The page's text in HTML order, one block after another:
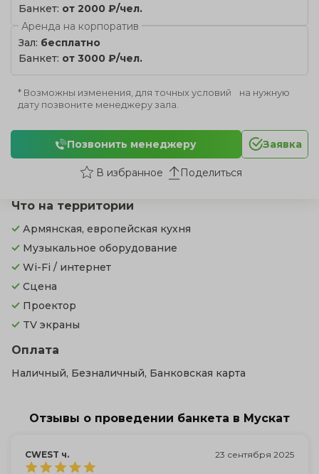
Что на территории
Армянская, европейская кухня
Музыкальное оборудование
Wi-Fi / интернет
Сцена
Проектор
TV экраны
Оплата
Наличный, Безналичный, Банковская карта
Отзывы о проведении банкета в Мускат
CWEST ч. 23 сентября 2025
Банкет: от 2000 ₽/чел.
Аренда на корпоратив
Зал: бесплатно
Банкет: от 3000 ₽/чел.
* Возможны изменения, для точных условий на нужную
дату позвоните менеджеру зала.
Позвонить менеджеру Заявка
Поделиться